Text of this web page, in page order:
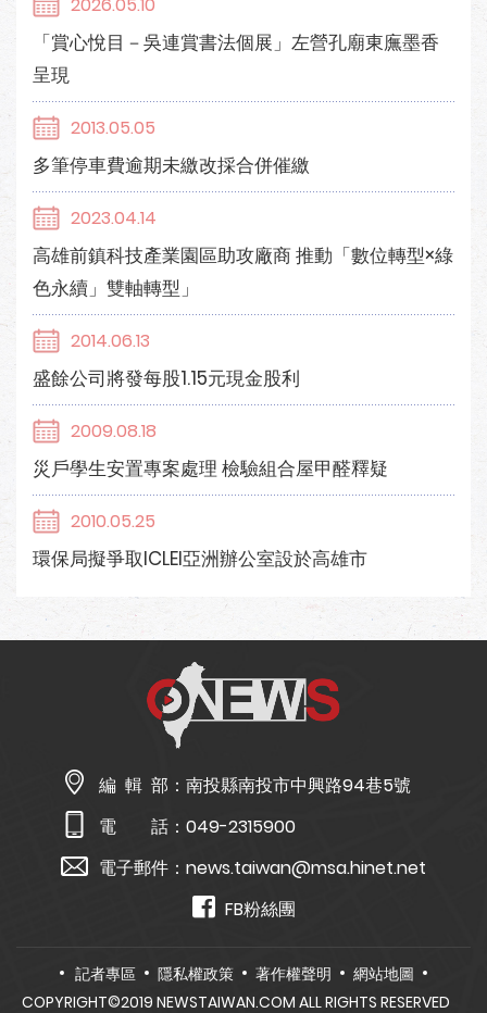
「賞心悅目－吳連賞書法個展」左營孔廟東廡墨香
呈現
2013.05.05
多筆停車費逾期未繳改採合併催繳
2023.04.14
高雄前鎮科技產業園區助攻廠商 推動「數位轉型×綠
色永續」雙軸轉型」
2014.06.13
盛餘公司將發每股1.15元現金股利
2009.08.18
災戶學生安置專案處理 檢驗組合屋甲醛釋疑
2010.05.25
環保局擬爭取ICLEI亞洲辦公室設於高雄市
編 輯 部： 南投縣南投市中興路94巷5號
電 話： 049-2315900
電子郵件： news.taiwan@msa.hinet.net
FB粉絲團
記者專區 隱私權政策 著作權聲明
網站地圖
COPYRIGHT©2019 NEWSTAIWAN.COM ALL RIGHTS RESERVED